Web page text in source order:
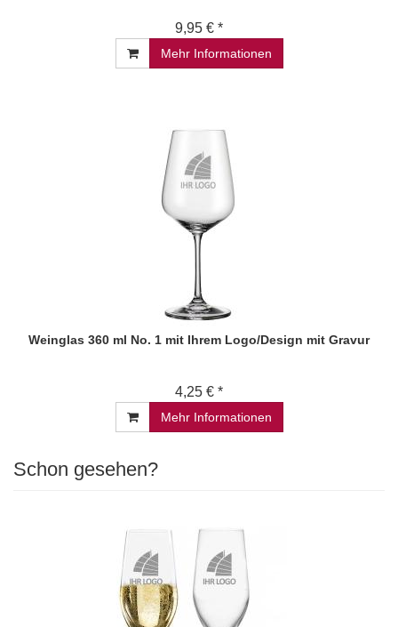
9,95 € *
Mehr Informationen
Weinglas 360 ml No. 1 mit Ihrem Logo/Design mit Gravur
4,25 € *
Mehr Informationen
Schon gesehen?